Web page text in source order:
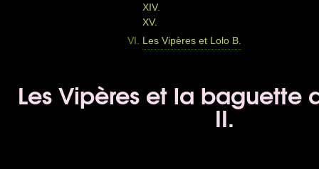
XIV.
XV.
Les Vipères et Lolo B.
Les Vipères et la baguette
II.